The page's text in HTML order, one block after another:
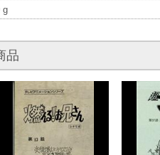
g
品